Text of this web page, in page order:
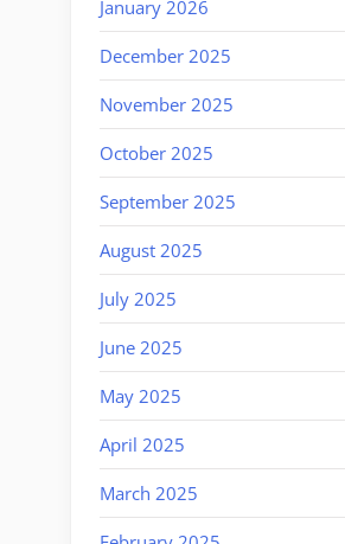
January 2026
December 2025
November 2025
October 2025
September 2025
August 2025
July 2025
June 2025
May 2025
April 2025
March 2025